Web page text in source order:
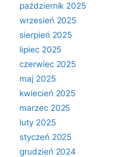
październik 2025
wrzesień 2025
sierpień 2025
lipiec 2025
czerwiec 2025
maj 2025
kwiecień 2025
marzec 2025
luty 2025
styczeń 2025
grudzień 2024